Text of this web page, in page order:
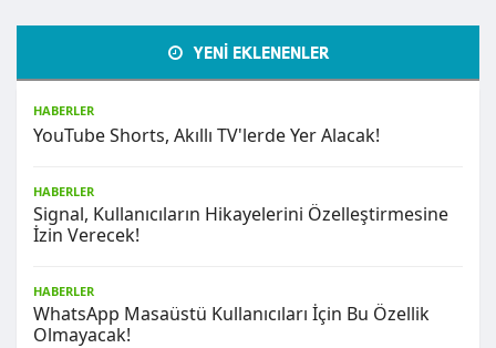
YENİ EKLENENLER
HABERLER
YouTube Shorts, Akıllı TV'lerde Yer Alacak!
HABERLER
Signal, Kullanıcıların Hikayelerini Özelleştirmesine
İzin Verecek!
HABERLER
WhatsApp Masaüstü Kullanıcıları İçin Bu Özellik
Olmayacak!